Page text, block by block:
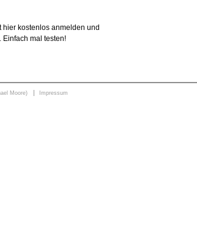
hier kostenlos anmelden und
. Einfach mal testen!
Moore) Impressum